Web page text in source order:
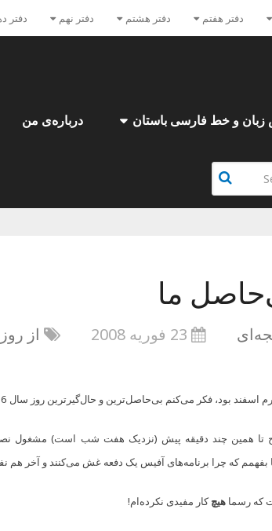
دفتر هفتم دفتر هشتم دفتر نهم دفتر
و خط فارسی باستان درباره‌ی من
ما
23 فوریه 2008 از
بود، فکر می‌کنم بی‌حاصل‌ترین و حال‌گیرترین روز سال 86 بود برای من!
تا همین چند دقیقه پیش (نزدیک هفت شب است) مشغول
بفهمم که چرا برنامه‌های آفیس یک دفعه غش می‌کنند و آخر هم
که رسما هیچکار مفیدی نکرده‌ام!